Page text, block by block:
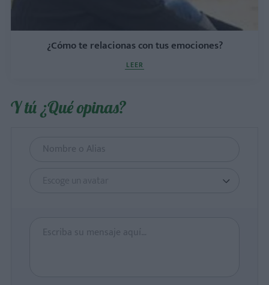
¿Cómo te relacionas con tus emociones?
LEER
Y tú ¿Qué opinas?
Escoge un avatar